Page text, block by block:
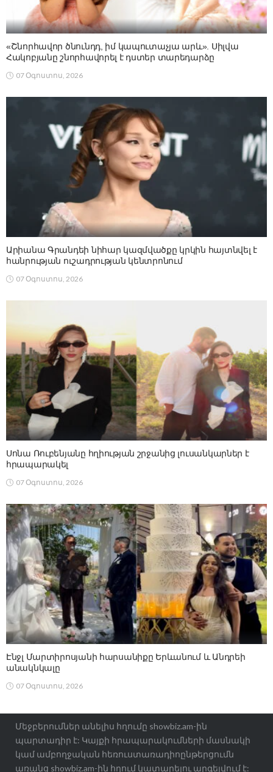
«Շնորհավոր ծնունդդ, իմ կապուտաչյա արև». Սիլվա
Հակոբյանը շնորհավորել է դստեր տարեդարձը
07 Օգոստոս, 2026
Արիանա Գրանդեի նիհար կազմվածքը կրկին հայտնվել է
հանրության ուշադրության կենտրոնում
07 Օգոստոս, 2026
Սոնա Ռուբենյանը հղիության շրջանից լուսանկարներ է
հրապարակել
07 Օգոստոս, 2026
Էնջլ Մարտիրոսյանի հարսանիքը Երևանում և Անդրեի
անակնկալը
07 Օգոստոս, 2026
Մեջբերումներ անելիս հղումը showbiz.am-ին
պարտադիր է: Կայքի հրապարակումների մասնակի
կամ ամբողջական հեռուստառադիոընթերցումն
առանց showbiz.am-ին հղում կատարելու արգելվում է: